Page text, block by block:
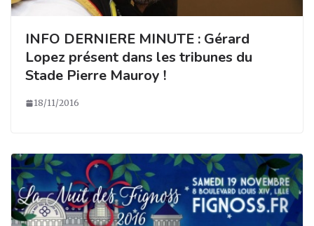
INFO DERNIERE MINUTE : Gérard
Lopez présent dans les tribunes du
Stade Pierre Mauroy !
18/11/2016